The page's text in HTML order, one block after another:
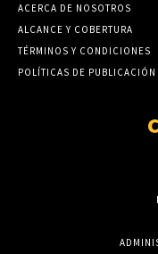
ACERCA DE NOSOTROS
ALCANCE Y COBERTURA
TÉRMINOS Y CONDICIONES
POLÍTICAS DE PUBLICACIÓN